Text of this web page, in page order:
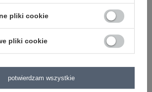
dodaj do koszyka
pliki cookie
pliki cookie
potwierdzam wszystkie